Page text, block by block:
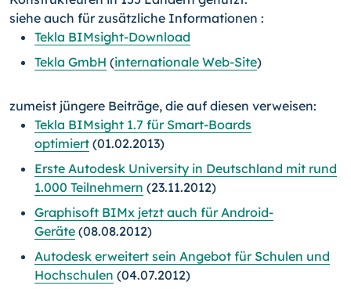
siehe auch für zusätzliche Informationen :
Tekla BIMsight-Download
Tekla GmbH (internationale Web-Site)
zumeist jüngere Beiträge, die auf diesen verweisen:
Tekla BIMsight 1.7 für Smart-Boards
optimiert (01.02.2013)
Erste Autodesk University in Deutschland mit rund
1.000 Teilnehmern (23.11.2012)
Graphisoft BIMx jetzt auch für Android-
Geräte (08.08.2012)
Autodesk erweitert sein Angebot für Schulen und
Hochschulen (04.07.2012)